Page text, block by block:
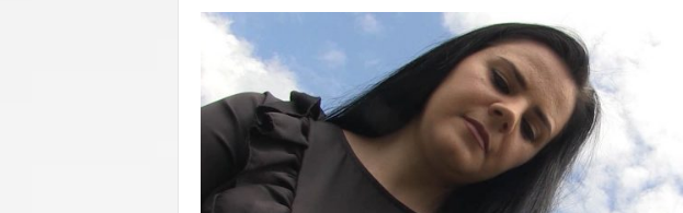
B
R
E
N